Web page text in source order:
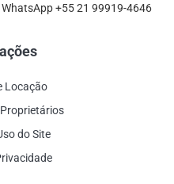
+55 21 99919-4646
Locação
do Site